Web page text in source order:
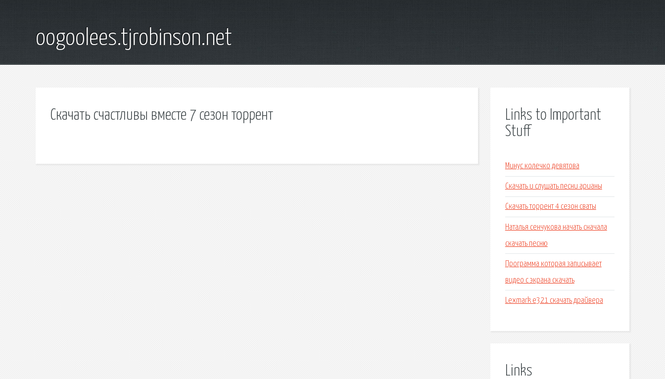
oogoolees.tjrobinson.net
Скачать счастливы вместе 7 сезон торрент
Links to Important
Stuff
Минус колечко девятова
Скачать и слушать песни арианы
Скачать торрент 4 сезон сваты
Наталья сенчукова начать сначала
скачать песню
Программа которая записывает
видео с экрана скачать
Lexmark e321 скачать драйвера
Links